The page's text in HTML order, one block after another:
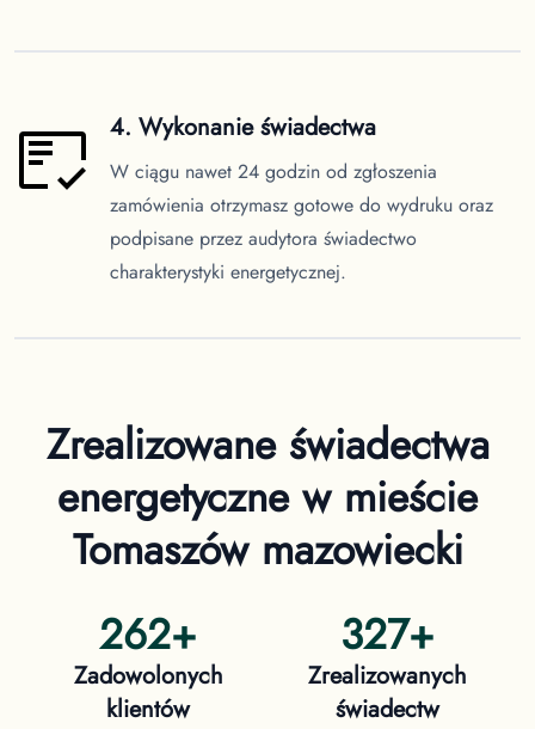
4. Wykonanie świadectwa
W ciągu nawet 24 godzin od zgłoszenia
zamówienia otrzymasz gotowe do wydruku oraz
podpisane przez audytora świadectwo
charakterystyki energetycznej.
Zrealizowane świadectwa
energetyczne w mieście
Tomaszów mazowiecki
262+
Zadowolonych
klientów
327+
Zrealizowanych
świadectw